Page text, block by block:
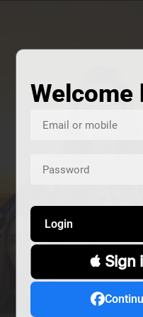
Welcome
Login
 Sign
خانم